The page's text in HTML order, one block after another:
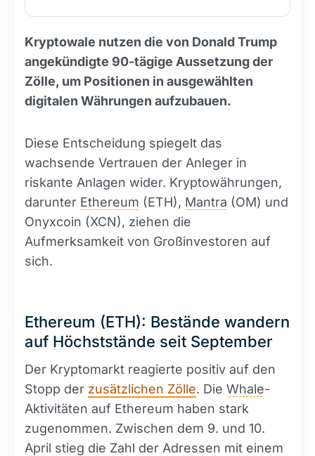
Kryptowale nutzen die von Donald Trump
angekündigte 90-tägige Aussetzung der
Zölle, um Positionen in ausgewählten
digitalen Währungen aufzubauen.
Diese Entscheidung spiegelt das
wachsende Vertrauen der Anleger in
riskante Anlagen wider. Kryptowährungen,
darunter Ethereum (ETH), Mantra (OM) und
Onyxcoin (XCN), ziehen die
Aufmerksamkeit von Großinvestoren auf
sich.
Ethereum (ETH): Bestände wandern
auf Höchststände seit September
Der Kryptomarkt reagierte positiv auf den
Stopp der zusätzlichen Zölle. Die Whale-
Aktivitäten auf Ethereum haben stark
zugenommen. Zwischen dem 9. und 10.
April stieg die Zahl der Adressen mit einem